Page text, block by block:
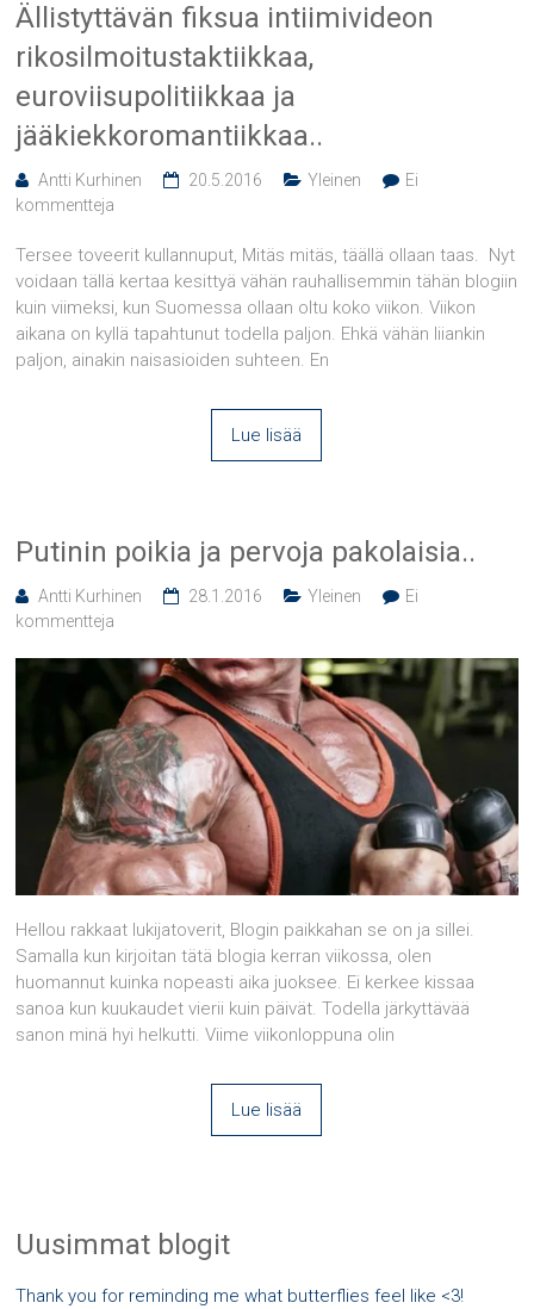
Ällistyttävän fiksua intiimivideon
rikosilmoitustaktiikkaa,
euroviisupolitiikkaa ja
jääkiekkoromantiikkaa..
Antti Kurhinen 20.5.2016 Yleinen
Ei
kommentteja
Tersee toveerit kullannuput, Mitäs mitäs, täällä ollaan taas. Nyt
voidaan tällä kertaa kesittyä vähän rauhallisemmin tähän blogiin
kuin viimeksi, kun Suomessa ollaan oltu koko viikon. Viikon
aikana on kyllä tapahtunut todella paljon. Ehkä vähän liiankin
paljon, ainakin naisasioiden suhteen. En
Lue lisää
Putinin poikia ja pervoja pakolaisia..
Antti Kurhinen 28.1.2016 Yleinen
Ei
kommentteja
Hellou rakkaat lukijatoverit, Blogin paikkahan se on ja sillei.
Samalla kun kirjoitan tätä blogia kerran viikossa, olen
huomannut kuinka nopeasti aika juoksee. Ei kerkee kissaa
sanoa kun kuukaudet vierii kuin päivät. Todella järkyttävää
sanon minä hyi helkutti. Viime viikonloppuna olin
Lue lisää
Uusimmat blogit
Thank you for reminding me what butterflies feel like <3!